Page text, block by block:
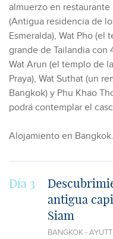
almuerzo en
(Antigua residencia de
Esmeralda), Wat Pho (el
grande de Tailandia con
Wat Arun (el templo de
Praya), Wat Suthat (un
Bangkok) y Phu Khao
podrá contemplar el
Alojamiento en Bangkok.
Día 3
antigua
Siam
BANGKOK -